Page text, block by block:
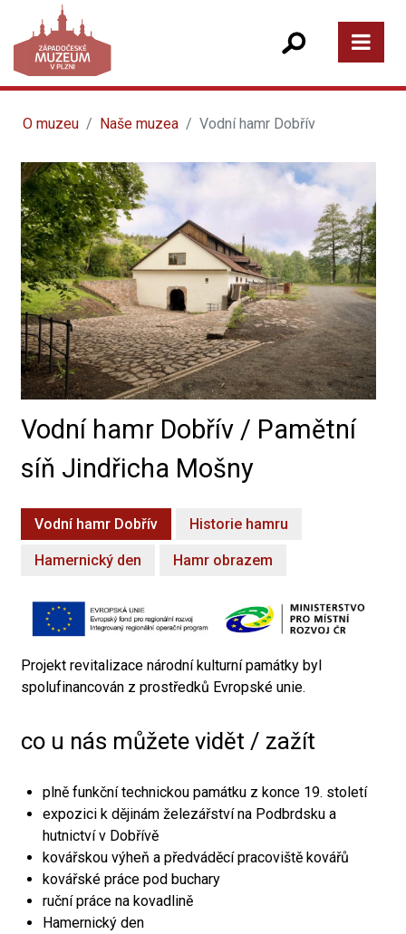
O muzeu Naše muzea Vodní hamr Dobřív
Vodní hamr Dobřív / Pamětní
síň Jindřicha Mošny
Vodní hamr Dobřív Historie hamru
Hamernický den Hamr obrazem
Projekt revitalizace národní kulturní památky byl
spolufinancován z prostředků Evropské unie.
co u nás můžete vidět / zažít
plně funkční technickou památku z konce 19. století
expozici k dějinám železářství na Podbrdsku a
hutnictví v Dobřívě
kovářskou výheň a předváděcí pracoviště kovářů
kovářské práce pod buchary
ruční práce na kovadlině
Hamernický den